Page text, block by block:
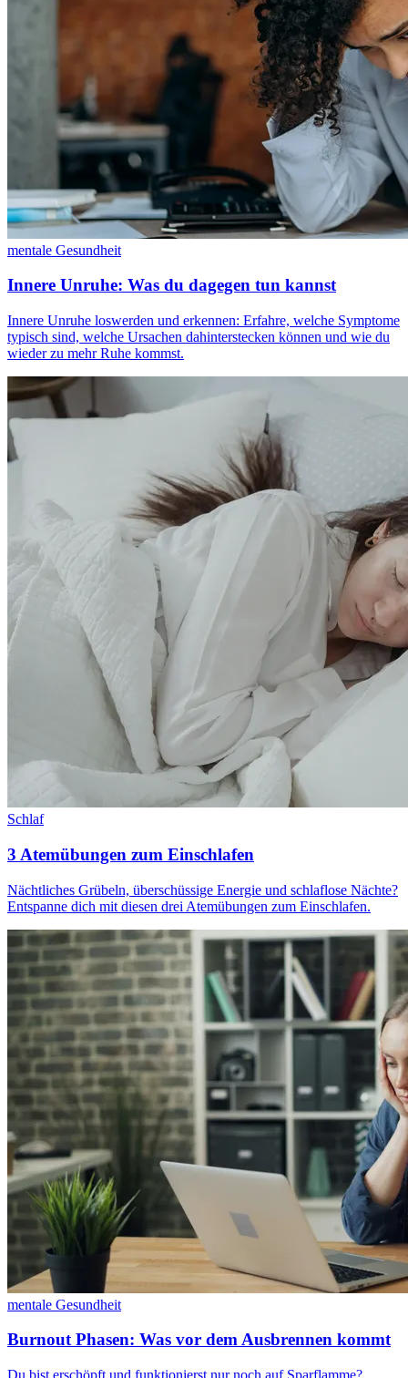
mentale Gesundheit
Innere Unruhe: Was du dagegen tun kannst
Innere Unruhe loswerden und erkennen: Erfahre, welche Symptome
typisch sind, welche Ursachen dahinterstecken können und wie du
wieder zu mehr Ruhe kommst.
Schlaf
3 Atemübungen zum Einschlafen
Nächtliches Grübeln, überschüssige Energie und schlaflose Nächte?
Entspanne dich mit diesen drei Atemübungen zum Einschlafen.
mentale Gesundheit
Burnout Phasen: Was vor dem Ausbrennen kommt
Du bist erschöpft und funktionierst nur noch auf Sparflamme?